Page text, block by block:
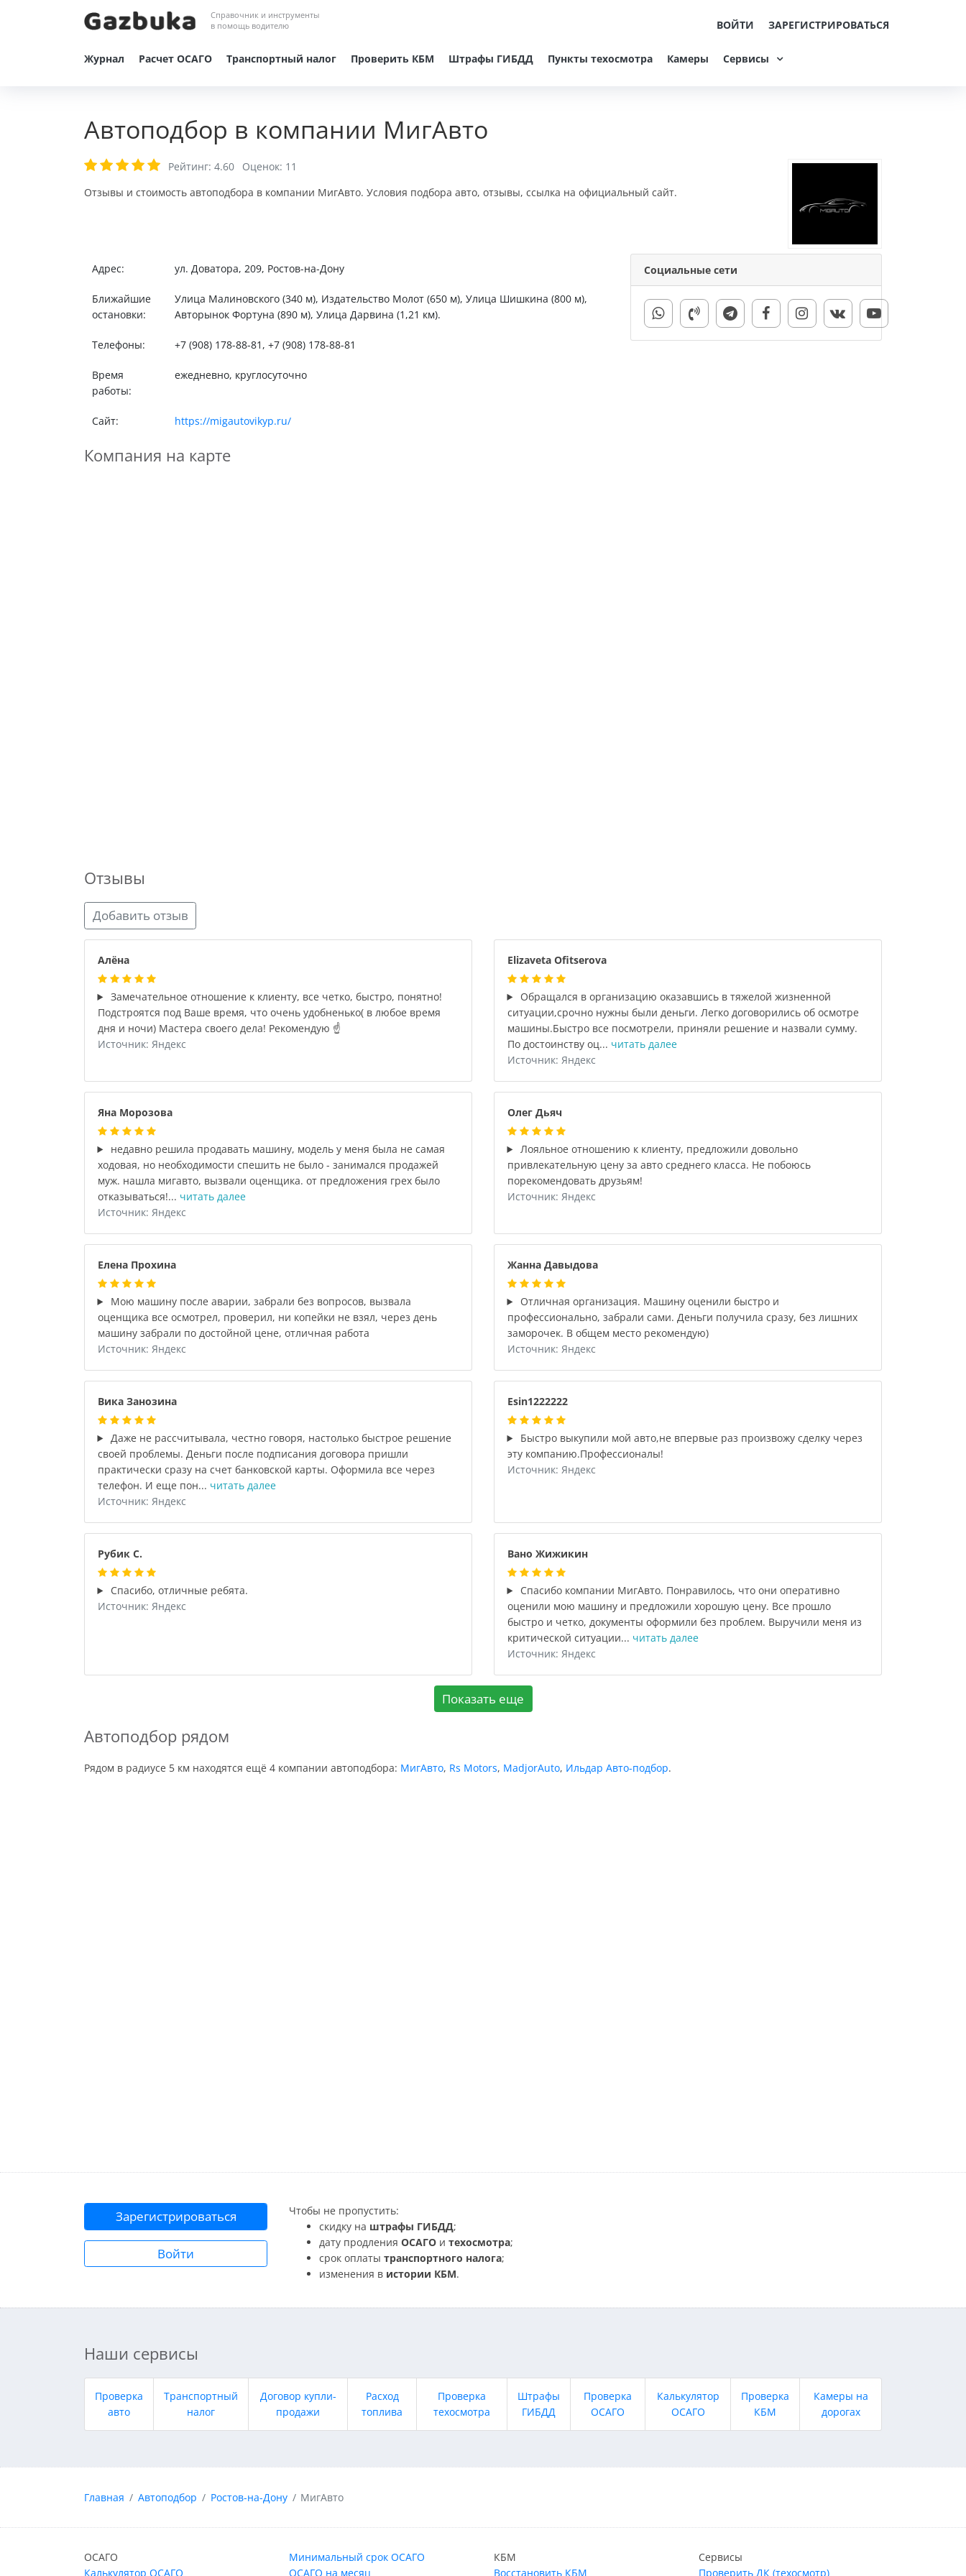
Справочник и инструменты
в помощь водителю
ВОЙТИ ЗАРЕГИСТРИРОВАТЬСЯ
Журнал Расчет ОСАГО Транспортный налог Проверить КБМ Штрафы ГИБДД Пункты техосмотра Камеры Сервисы
Автоподбор в компании МигАвто
Рейтинг: 4.60 Оценок: 11
Отзывы и стоимость автоподбора в компании МигАвто. Условия подбора авто, отзывы, ссылка на официальный сайт.
Адрес: ул. Доватора, 209, Ростов-на-Дону
Ближайшие
остановки:
Улица Малиновского (340 м), Издательство Молот (650 м), Улица Шишкина (800 м),
Авторынок Фортуна (890 м), Улица Дарвина (1,21 км).
Телефоны: +7 (908) 178-88-81, +7 (908) 178-88-81
Время
работы:
ежедневно, круглосуточно
Сайт: https://migautovikyp.ru/
Социальные сети
Компания на карте
Отзывы
Добавить отзыв
Алёна
Замечательное отношение к клиенту, все четко, быстро, понятно!
Подстроятся под Ваше время, что очень удобненько( в любое время
дня и ночи) Мастера своего дела! Рекомендую ☝️
Источник: Яндекс
Elizaveta Ofitserova
Обращался в организацию оказавшись в тяжелой жизненной
ситуации,срочно нужны были деньги. Легко договорились об осмотре
машины.Быстро все посмотрели, приняли решение и назвали сумму.
По достоинству оц... читать далее
Источник: Яндекс
Яна Морозова
недавно решила продавать машину, модель у меня была не самая
ходовая, но необходимости спешить не было - занимался продажей
муж. нашла мигавто, вызвали оценщика. от предложения грех было
отказываться!... читать далее
Источник: Яндекс
Олег Дьяч
Лояльное отношению к клиенту, предложили довольно
привлекательную цену за авто среднего класса. Не побоюсь
порекомендовать друзьям!
Источник: Яндекс
Елена Прохина
Мою машину после аварии, забрали без вопросов, вызвала
оценщика все осмотрел, проверил, ни копейки не взял, через день
машину забрали по достойной цене, отличная работа
Источник: Яндекс
Жанна Давыдова
Отличная организация. Машину оценили быстро и
профессионально, забрали сами. Деньги получила сразу, без лишних
заморочек. В общем место рекомендую)
Источник: Яндекс
Вика Занозина
Даже не рассчитывала, честно говоря, настолько быстрое решение
своей проблемы. Деньги после подписания договора пришли
практически сразу на счет банковской карты. Оформила все через
телефон. И еще пон... читать далее
Источник: Яндекс
Esin1222222
Быстро выкупили мой авто,не впервые раз произвожу сделку через
эту компанию.Профессионалы!
Источник: Яндекс
Рубик С.
Спасибо, отличные ребята.
Источник: Яндекс
Вано Жижикин
Спасибо компании МигАвто. Понравилось, что они оперативно
оценили мою машину и предложили хорошую цену. Все прошло
быстро и четко, документы оформили без проблем. Выручили меня из
критической ситуации... читать далее
Источник: Яндекс
Показать еще
Автоподбор рядом
Рядом в радиусе 5 км находятся ещё 4 компании автоподбора: МигАвто, Rs Motors, MadjorAuto, Ильдар Авто-подбор.
Зарегистрироваться
Войти
Чтобы не пропустить:
скидку на штрафы ГИБДД;
дату продления ОСАГО и техосмотра;
срок оплаты транспортного налога;
изменения в истории КБМ.
Наши сервисы
Проверка
авто
Транспортный
налог
Договор купли-
продажи
Расход
топлива
Проверка
техосмотра
Штрафы
ГИБДД
Проверка
ОСАГО
Калькулятор
ОСАГО
Проверка
КБМ
Камеры на
дорогах
Главная Автоподбор Ростов-на-Дону МигАвто
ОСАГО
Калькулятор ОСАГО
Минимальный срок ОСАГО
ОСАГО на месяц
КБМ
Восстановить КБМ
Сервисы
Проверить ДК (техосмотр)